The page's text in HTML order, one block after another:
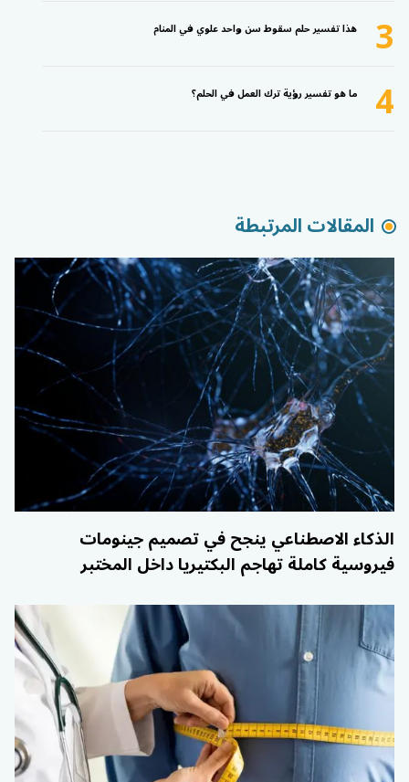
3 هذا تفسير حلم سقوط سن واحد علوي في المنام
4 ما هو تفسير رؤية ترك العمل في الحلم؟
المقالات المرتبطة
الذكاء الاصطناعي ينجح في تصميم جينومات
فيروسية كاملة تهاجم البكتيريا داخل المختبر